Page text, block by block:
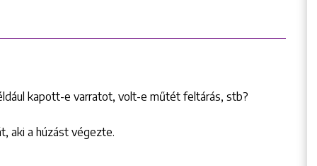
kapott-e varratot, volt-e műtét feltárás, stb?
aki a húzást végezte.